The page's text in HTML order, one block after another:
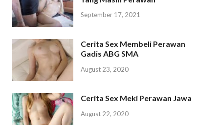
September 17, 2021
Cerita Sex Membeli Perawan
Gadis ABG SMA
August 23, 2020
Cerita Sex Meki Perawan Jawa
August 22, 2020